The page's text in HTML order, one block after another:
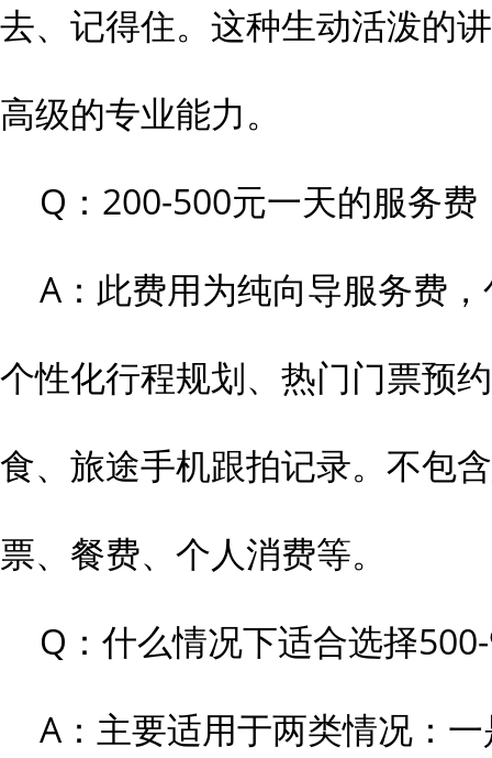
去、记得住。这种生动活泼的
高级的专业能力。
Q：200-500元一天的服务
A：此费用为纯向导服务费
个性化行程规划、热门门票预
食、旅途手机跟拍记录。不包
票、餐费、个人消费等。
Q：什么情况下适合选择
A：主要适用于两类情况：